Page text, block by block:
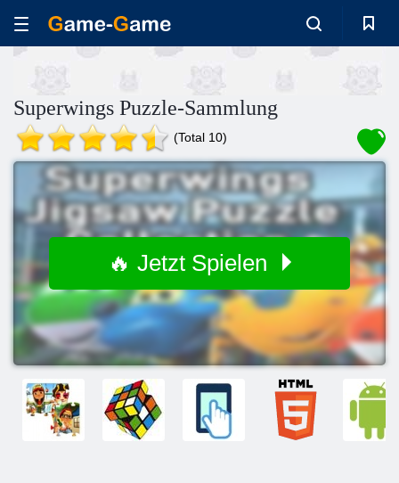
Superwings Puzzle-Sammlung
(Total 10)
🔥 Jetzt Spielen